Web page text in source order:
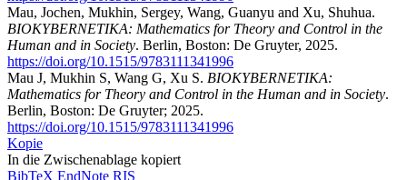
Mau, Jochen, Mukhin, Sergey, Wang, Guanyu and Xu, Shuhua.
BIOKYBERNETIKA: Mathematics for Theory and Control in the
Human and in Society. Berlin, Boston: De Gruyter, 2025.
https://doi.org/10.1515/9783111341996
Mau J, Mukhin S, Wang G, Xu S. BIOKYBERNETIKA:
Mathematics for Theory and Control in the Human and in Society.
Berlin, Boston: De Gruyter; 2025.
https://doi.org/10.1515/9783111341996
Kopie
In die Zwischenablage kopiert
BibTeX EndNote RIS